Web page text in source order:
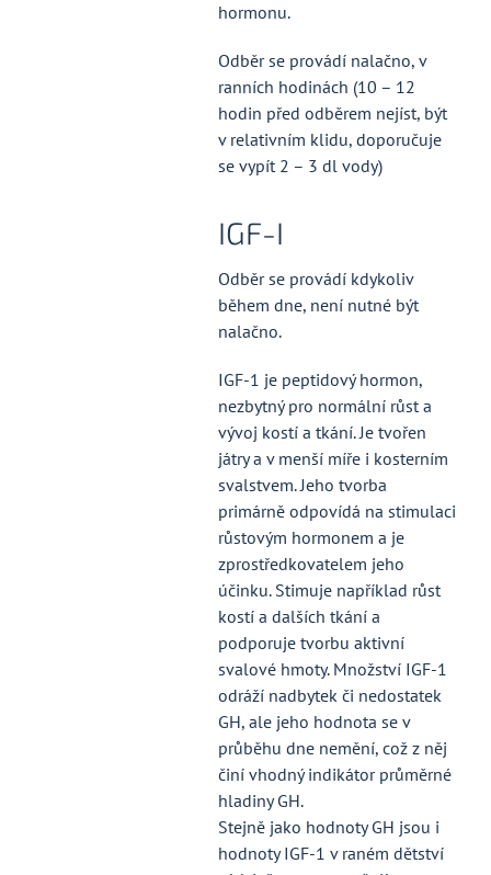
hormonu.
Odběr se provádí nalačno, v
ranních hodinách (10 – 12
hodin před odběrem nejíst, být
v relativním klidu, doporučuje
se vypít 2 – 3 dl vody)
IGF-I
Odběr se provádí kdykoliv
během dne, není nutné být
nalačno.
IGF-1 je peptidový hormon,
nezbytný pro normální růst a
vývoj kostí a tkání. Je tvořen
játry a v menší míře i kosterním
svalstvem. Jeho tvorba
primárně odpovídá na stimulaci
růstovým hormonem a je
zprostředkovatelem jeho
účinku. Stimuje například růst
kostí a dalších tkání a
podporuje tvorbu aktivní
svalové hmoty. Množství IGF-1
odráží nadbytek či nedostatek
GH, ale jeho hodnota se v
průběhu dne nemění, což z něj
činí vhodný indikátor průměrné
hladiny GH.
Stejně jako hodnoty GH jsou i
hodnoty IGF-1 v raném dětství